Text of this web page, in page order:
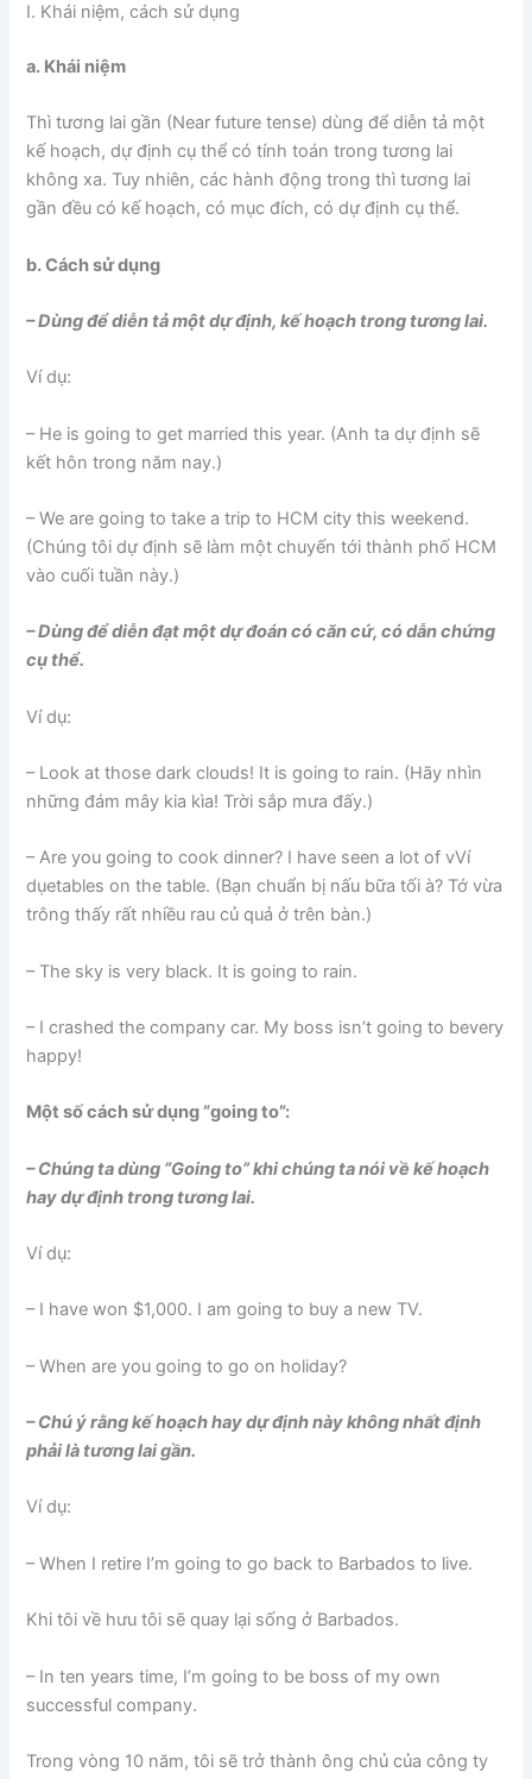
I. Khái niệm, cách sử dụng
a. Khái niệm
Thì tương lai gần (Near future tense) dùng để diễn tả một
kế hoạch, dự định cụ thể có tính toán trong tương lai
không xa. Tuy nhiên, các hành động trong thì tương lai
gần đều có kế hoạch, có mục đích, có dự định cụ thể.
b. Cách sử dụng
– Dùng để diễn tả một dự định, kế hoạch trong tương lai.
Ví dụ:
– He is going to get married this year. (Anh ta dự định sẽ
kết hôn trong năm nay.)
– We are going to take a trip to HCM city this weekend.
(Chúng tôi dự định sẽ làm một chuyến tới thành phố HCM
vào cuối tuần này.)
– Dùng để diễn đạt một dự đoán có căn cứ, có dẫn chứng
cụ thể.
Ví dụ:
– Look at those dark clouds! It is going to rain. (Hãy nhìn
những đám mây kia kìa! Trời sắp mưa đấy.)
– Are you going to cook dinner? I have seen a lot of vVí
dụetables on the table. (Bạn chuẩn bị nấu bữa tối à? Tớ vừa
trông thấy rất nhiều rau củ quả ở trên bàn.)
– The sky is very black. It is going to rain.
– I crashed the company car. My boss isn’t going to bevery
happy!
Một số cách sử dụng “going to”:
– Chúng ta dùng “Going to” khi chúng ta nói về kế hoạch
hay dự định trong tương lai.
Ví dụ:
– I have won $1,000. I am going to buy a new TV.
– When are you going to go on holiday?
– Chú ý rằng kế hoạch hay dự định này không nhất định
phải là tương lai gần.
Ví dụ:
– When I retire I’m going to go back to Barbados to live.
Khi tôi về hưu tôi sẽ quay lại sống ở Barbados.
– In ten years time, I’m going to be boss of my own
successful company.
Trong vòng 10 năm, tôi sẽ trở thành ông chủ của công ty